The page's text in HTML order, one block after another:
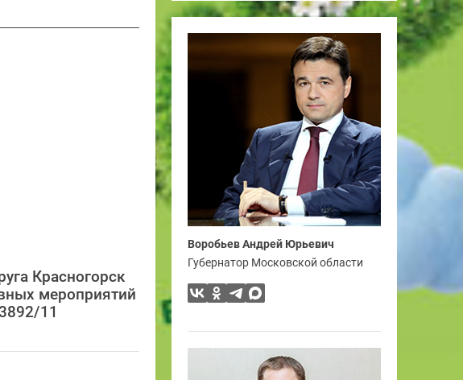
Красногорск
мероприятий
11
Воробьев Андрей Юрьевич
Губернатор Московской области